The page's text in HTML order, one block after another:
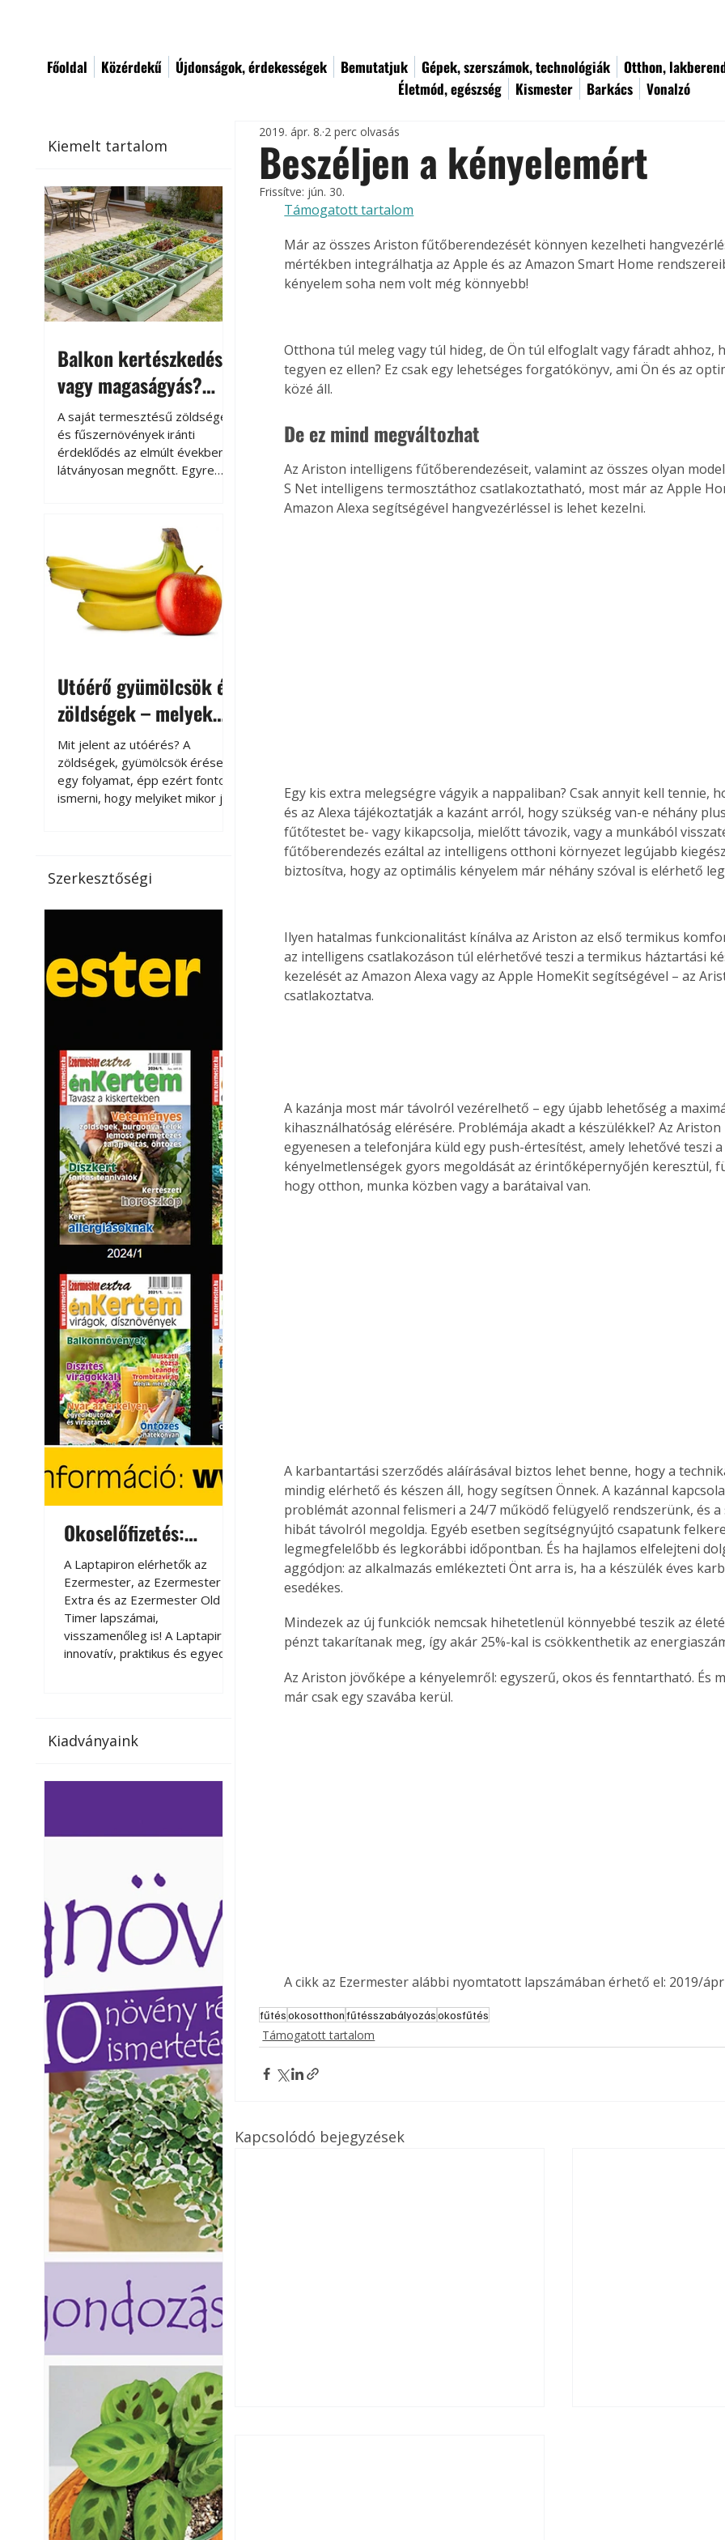
Főoldal Közérdekű Újdonságok, érdekességek Bemutatjuk Gépek, szerszámok, technológiák
Otthon,
Életmód, egészség
Kismester Barkács Vonalzó
Kiemelt tartalom
Balkon kertészkedés
vagy magaságyás?
Helytakarékos
kertészkedés
A saját termesztésű zöldségek
és fűszernövények iránti
érdeklődés az elmúlt években
látványosan megnőtt. Egyre
kertészkedés sokak számára
kikapcsolódást és feltöltődést
is jelent.
Utóérő gyümölcsök és
zöldségek – melyek
érnek tovább leszedés
után?
Mit jelent az utóérés? A
zöldségek, gyümölcsök érése
egy folyamat, épp ezért fontos
ismerni, hogy melyiket mikor jó
paradicsomot sokszor
gazdasági érettségben, azaz
Utóérik eközben, de nem lesz
olyan ízű, mint amit a saját
kertünkben, biológiai
tárolható h
Szerkesztőségi
Okoselőfizetés:
Ezermester Extra
A Laptapiron elérhetők az
Ezermester, az Ezermester
Extra és az Ezermester Old
Timer lapszámai,
visszamenőleg is! A Laptapir új,
innovatív, praktikus és egyedi
az otthonában, útközben vagy
elérhetők lapszámaink. Bárhol,
Okoselőfizetés
A Laptapiron elérhetők az
Ezermester, az Ezermester
Timer lapszámai,
visszamenőleg is! A Laptapir új,
innovatív, praktikus és egyedi
megoldás a nyomtatott
magazinok digitális olvasására
számítógépen, okostelefonon
Együtt jobban megéri!
Bővebb információ itt!
Együtt jobban megéri! A
áron, 0 Ft postaköltséggel
megrendelhetők!
Kiadványaink
Beszéljen a kényelemért
2019. ápr. 8. 2 perc olvasás
Frissítve: jún. 30.
Támogatott tartalom
Már az összes Ariston fűtőberendezését könnyen kezelheti
mértékben integrálhatja az Apple és az Amazon Smart Home
kényelem soha nem volt még könnyebb!
Otthona túl meleg vagy túl hideg, de Ön túl elfoglalt vagy fáradt ahhoz,
tegyen ez ellen? Ez csak egy lehetséges forgatókönyv, ami Ön és az
közé áll.
De ez mind megváltozhat
Az Ariston intelligens fűtőberendezéseit, valamint az összes olyan
S Net intelligens termosztáthoz csatlakoztatható, most már az Apple
Amazon Alexa segítségével hangvezérléssel is lehet kezelni.
Egy kis extra melegségre vágyik a nappaliban? Csak annyit kell tennie,
és az Alexa tájékoztatják a kazánt arról, hogy szükség van-e néhány
fűtőtestet be- vagy kikapcsolja, mielőtt távozik, vagy a munkából
fűtőberendezés ezáltal az intelligens otthoni környezet legújabb
biztosítva, hogy az optimális kényelem már néhány szóval is elérhető
Ilyen hatalmas funkcionalitást kínálva az Ariston az első termikus
az intelligens csatlakozáson túl elérhetővé teszi a termikus háztartási
kezelését az Amazon Alexa vagy az Apple HomeKit segítségével – az
csatlakoztatva.
A kazánja most már távolról vezérelhető – egy újabb lehetőség a
kihasználhatóság elérésére. Problémája akadt a készülékkel? Az
egyenesen a telefonjára küld egy push-értesítést, amely lehetővé teszi
kényelmetlenségek gyors megoldását az érintőképernyőjén keresztül,
hogy otthon, munka közben vagy a barátaival van.
A karbantartási szerződés aláírásával biztos lehet benne, hogy a
mindig elérhető és készen áll, hogy segítsen Önnek. A kazánnal
problémát azonnal felismeri a 24/7 működő felügyelő rendszerünk, és
hibát távolról megoldja. Egyéb esetben segítségnyújtó csapatunk
legmegfelelőbb és legkorábbi időpontban. És ha hajlamos elfelejteni
aggódjon: az alkalmazás emlékezteti Önt arra is, ha a készülék éves
esedékes.
Mindezek az új funkciók nemcsak hihetetlenül könnyebbé teszik az
pénzt takarítanak meg, így akár 25%-kal is csökkenthetik az
Az Ariston jövőképe a kényelemről: egyszerű, okos és fenntartható. És
már csak egy szavába kerül.
A cikk az Ezermester alábbi nyomtatott lapszámában érhető el: 2019/
fűtésokosotthonfűtésszabályozásokosfűtés
Támogatott tartalom
Kapcsolódó bejegyzések